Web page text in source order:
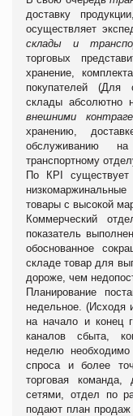
доставку
осуществляет
склады и
торговых
хранение,
покупателей (Для
склады абсолютно
внешними
хранению,
обслуживанию
транспортному
По КPI
товары с высокой
Коммерческий
показатель
обоснованное
складе товар для
дороже, чем
Планирование
недельное. (Исходя
на начало и конец
каналов сбыта,
неделю необходимо
спроса и более
торговая
сетями, отдел по
подают план